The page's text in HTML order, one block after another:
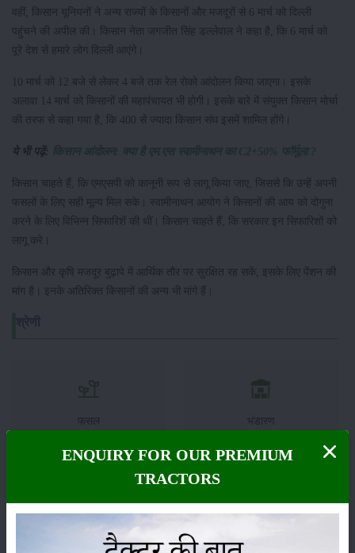
वहीं, किसान यूनियनों ने अन्य राज्यों के किसानों और मजदूरों से 6 मार्च को दिल्ली
पहुंचने की अपील की। किसान नेता जगजीत सिंह डल्लेवाल ने कहा है, कि 6 मार्च को
पूरे देश से हमारे लोग दिल्ली आएंगे।
10 मार्च को 12 बजे से लेकर 4 बजे तक रेल रोको आंदोलन किया जाएगा। इसके
अलावा 14 मार्च को किसानों की महापंचायत भी होगी। इसके बारे में संयुक्त किसान मोर्चा
की तरफ से कहा गया है, कि 400 से ज्यादा किसान संघ इसमें शामिल होंगे।
ये भी पढ़ें: किसान आंदोलन: क्या है एम.एस स्वामीनाथन का C2+50% फॉर्मूला ?
किसान चाहते हैं, कि एमएसपी को कानूनी रूप से लागू किया जाए, जिससे कि उन्हें अपनी
फसलों के लिए सही मूल्य मिल सके। स्वामीनाथन आयोग ने किसानों की आय को दोगुना
करने के लिए विभिन्न सिफारिशें की थीं। किसान चाहते हैं, कि सरकार इन सिफारिशों को
लागू करे।
किसान और कृषि मजदूर बुढ़ापे में आर्थिक तौर पर सुरक्षित रह सकें, इसके लिए पेंशन की
मांग है। इनके अतिरिक्त किसानों की अन्य भी मांगे हैं।
फसल भंडारण
ENQUIRY FOR OUR PREMIUM
TRACTORS